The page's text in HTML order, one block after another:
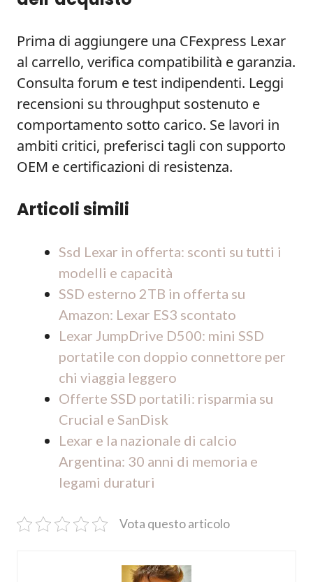
Prima di aggiungere una CFexpress Lexar
al carrello, verifica compatibilità e garanzia.
Consulta forum e test indipendenti. Leggi
recensioni su throughput sostenuto e
comportamento sotto carico. Se lavori in
ambiti critici, preferisci tagli con supporto
OEM e certificazioni di resistenza.
Articoli simili
Ssd Lexar in offerta: sconti su tutti i
modelli e capacità
SSD esterno 2TB in offerta su
Amazon: Lexar ES3 scontato
Lexar JumpDrive D500: mini SSD
portatile con doppio connettore per
chi viaggia leggero
Offerte SSD portatili: risparmia su
Crucial e SanDisk
Lexar e la nazionale di calcio
Argentina: 30 anni di memoria e
legami duraturi
Vota questo articolo